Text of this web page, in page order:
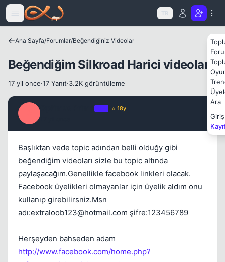
Icerige atla
TR
Ara
Giriş
Ana Sayfa/Forumlar/Beğendiğiniz Videolar
Beğendiğim Silkroad Harici videolar
17 yil once·17 Yanıt·3.2K görüntüleme
⭐ 18y
Başlıktan vede topic adından belli olduğy gibi
beğendiğim videoları sizle bu topic altında
paylaşacağım.Genellikle facebook linkleri olacak.
Facebook üyelikleri olmayanlar için üyelik aldım onu
kullanıp girebilirsniz.Msn
adı:extraloob123@hotmail.com şifre:123456789
Herşeyden bahseden adam
http://www.facebook.com/home.php?
Kapat